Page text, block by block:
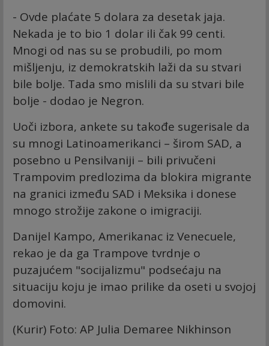
- Ovde plaćate 5 dolara za desetak jaja.
Nekada je to bio 1 dolar ili čak 99 centi.
Mnogi od nas su se probudili, po mom
mišljenju, iz demokratskih laži da su stvari
bile bolje. Tada smo mislili da su stvari bile
bolje - dodao je Negron.
Uoči izbora, ankete su takođe sugerisale da
su mnogi Latinoamerikanci – širom SAD, a
posebno u Pensilvaniji – bili privučeni
Trampovim predlozima da blokira migrante
na granici između SAD i Meksika i donese
mnogo strožije zakone o imigraciji.
Danijel Kampo, Amerikanac iz Venecuele,
rekao je da ga Trampove tvrdnje o
puzajućem "socijalizmu" podsećaju na
situaciju koju je imao prilike da oseti u svojoj
domovini.
(Kurir) Foto: AP Julia Demaree Nikhinson